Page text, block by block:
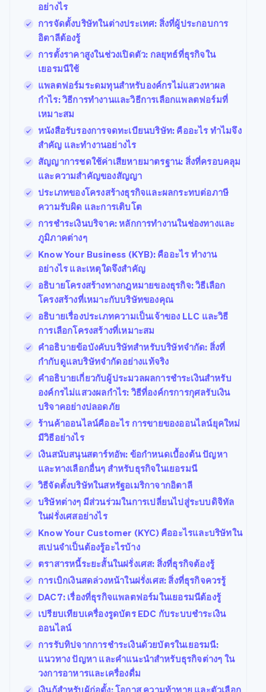
อย่างไร
การจัดตั้งบริษัทในต่างประเทศ: สิ่งที่ผู้ประกอบการ
อิตาลีต้องรู้
การตั้งราคาสูงในช่วงเปิดตัว: กลยุทธ์ที่ธุรกิจใน
เยอรมนีใช้
แพลตฟอร์มระดมทุนสำหรับองค์กรไม่แสวงหาผล
กำไร: วิธีการทำงานและวิธีการเลือกแพลตฟอร์มที่
เหมาะสม
หนังสือรับรองการจดทะเบียนบริษัท: คืออะไร ทำไมจึง
สำคัญ และทำงานอย่างไร
สัญญาการชดใช้ค่าเสียหายมาตรฐาน: สิ่งที่ครอบคลุม
และความสำคัญของสัญญา
ประเภทของโครงสร้างธุรกิจและผลกระทบต่อภาษี
ความรับผิด และการเติบโต
การชำระเงินบริจาค: หลักการทำงานในช่องทางและ
ภูมิภาคต่างๆ
Know Your Business (KYB): คืออะไร ทำงาน
อย่างไร และเหตุใดจึงสำคัญ
อธิบายโครงสร้างทางกฎหมายของธุรกิจ: วิธีเลือก
โครงสร้างที่เหมาะกับบริษัทของคุณ
อธิบายเรื่องประเภทความเป็นเจ้าของ LLC และวิธี
การเลือกโครงสร้างที่เหมาะสม
คำอธิบายข้อบังคับบริษัทสำหรับบริษัทจำกัด: สิ่งที่
กำกับดูแลบริษัทจำกัดอย่างแท้จริง
คำอธิบายเกี่ยวกับผู้ประมวลผลการชำระเงินสำหรับ
องค์กรไม่แสวงผลกำไร: วิธีที่องค์กรการกุศลรับเงิน
บริจาคอย่างปลอดภัย
ร้านค้าออนไลน์คืออะไร การขายของออนไลน์ยุคใหม่
มีวิธีอย่างไร
เงินสนับสนุนสตาร์ทอัพ: ข้อกำหนดเบื้องต้น ปัญหา
และทางเลือกอื่นๆ สำหรับธุรกิจในเยอรมนี
วิธีจัดตั้งบริษัทในสหรัฐอเมริกาจากอิตาลี
บริษัทต่างๆ มีส่วนร่วมในการเปลี่ยนไปสู่ระบบดิจิทัล
ในฝรั่งเศสอย่างไร
Know Your Customer (KYC) คืออะไรและบริษัทใน
สเปนจำเป็นต้องรู้อะไรบ้าง
ตราสารหนี้ระยะสั้นในฝรั่งเศส: สิ่งที่ธุรกิจต้องรู้
การเบิกเงินสดล่วงหน้าในฝรั่งเศส: สิ่งที่ธุรกิจควรรู้
DAC7: เรื่องที่ธุรกิจแพลตฟอร์มในเยอรมนีต้องรู้
เปรียบเทียบเครื่องรูดบัตร EDC กับระบบชำระเงิน
ออนไลน์
การรับทิปจากการชำระเงินด้วยบัตรในเยอรมนี:
แนวทาง ปัญหา และคำแนะนำสำหรับธุรกิจต่างๆ ใน
วงการอาหารและเครื่องดื่ม
เงินกู้สำหรับผู้ก่อตั้ง: โอกาส ความท้าทาย และตัวเลือก